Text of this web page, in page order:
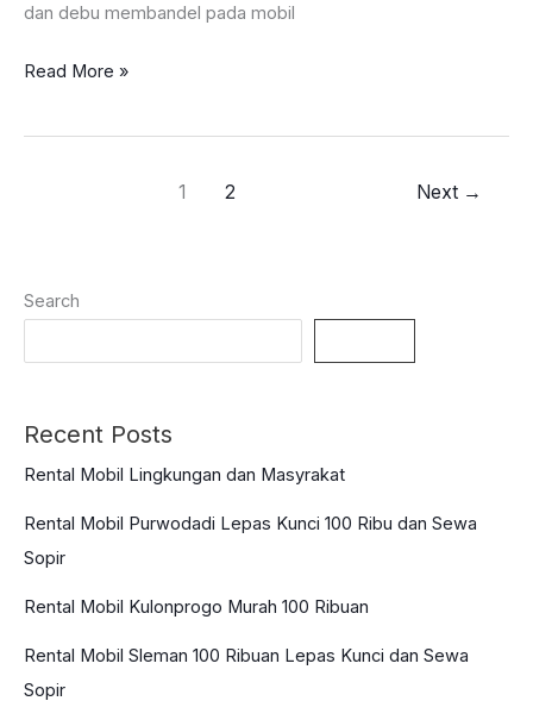
dan debu membandel pada mobil
Cara
Mobil
Read More »
1 2 Next →
Search
Recent Posts
Rental Mobil Lingkungan dan Masyrakat
Rental Mobil Purwodadi Lepas Kunci 100 Ribu dan Sewa
Sopir
Rental Mobil Kulonprogo Murah 100 Ribuan
Rental Mobil Sleman 100 Ribuan Lepas Kunci dan Sewa
Sopir